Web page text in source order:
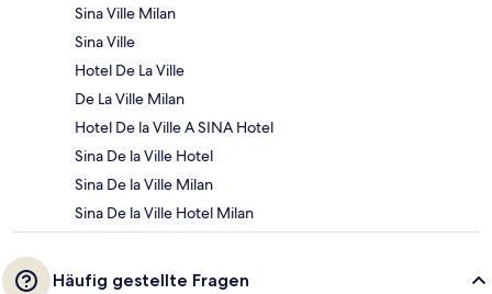
Sina Ville Milan
Sina Ville
Hotel De La Ville
De La Ville Milan
Hotel De la Ville A SINA Hotel
Sina De la Ville Hotel
Sina De la Ville Milan
Sina De la Ville Hotel Milan
Häufig gestellte Fragen